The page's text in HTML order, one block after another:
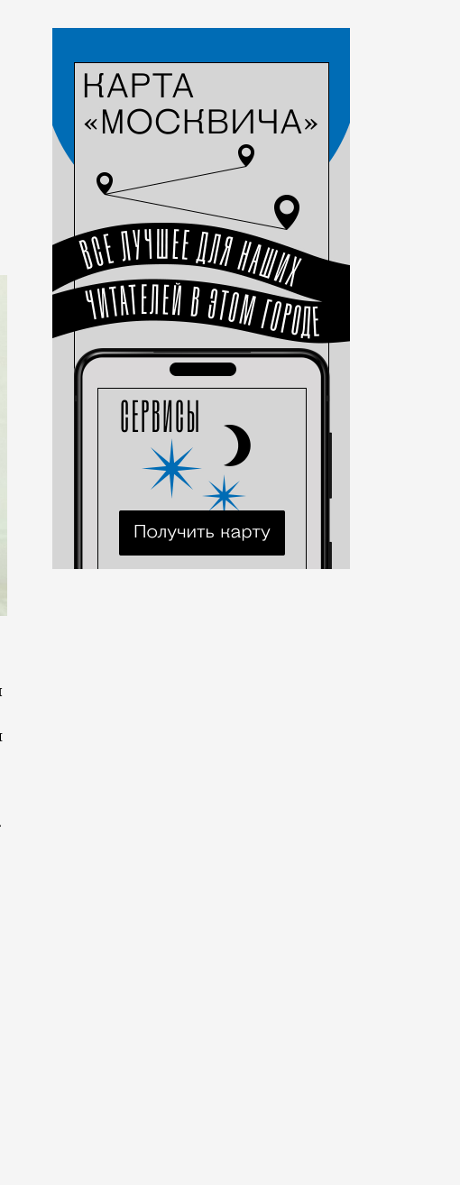
чемпиона России и Европы по гиревому спорту),